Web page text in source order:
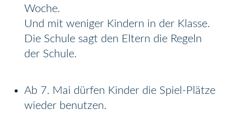
Woche.
Und mit weniger Kindern in der Klasse.
Die Schule sagt den Eltern die Regeln
der Schule.
Ab 7. Mai dürfen Kinder die Spiel-Plätze
wieder benutzen.